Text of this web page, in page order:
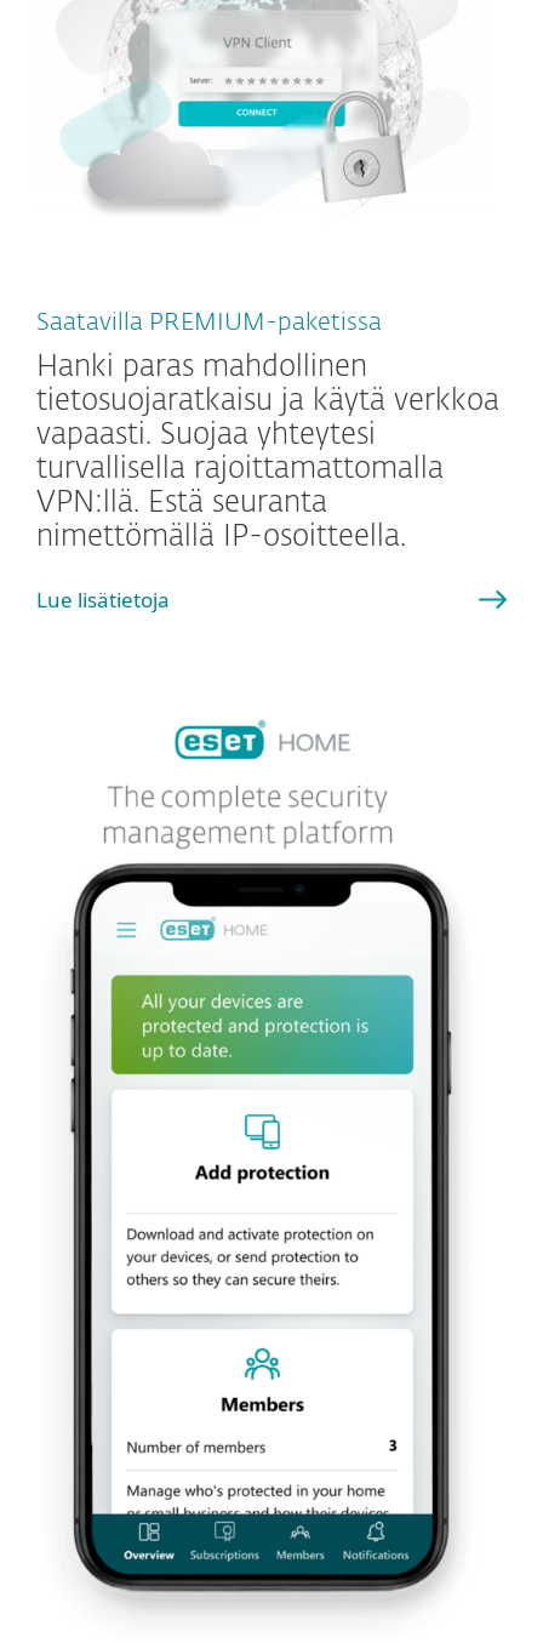
Saatavilla PREMIUM-paketissa
Hanki paras mahdollinen
tietosuojaratkaisu ja käytä verkkoa
vapaasti. Suojaa yhteytesi
turvallisella rajoittamattomalla
VPN:llä. Estä seuranta
nimettömällä IP-osoitteella.
Lue lisätietoja